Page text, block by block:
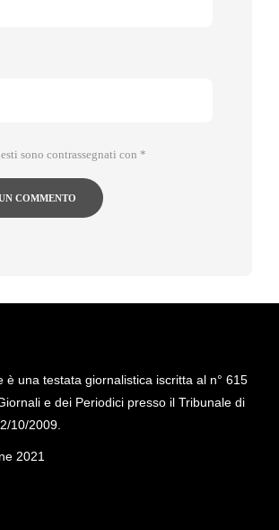
sono contrassegnati con *
è una testata giornalistica iscritta al n° 615
e dei Periodici presso il Tribunale di
10/2009.
2021